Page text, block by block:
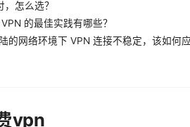
怎么选？
的最佳实践有哪些？
的网络环境下 VPN 连接不稳定，该如何应
vpn